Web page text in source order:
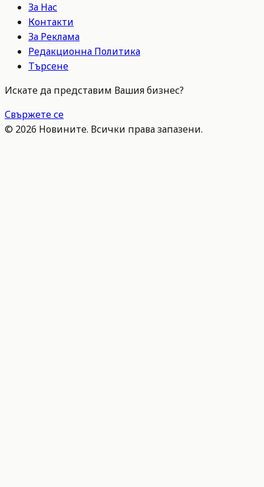
За Нас
Контакти
За Реклама
Редакционна Политика
Търсене
Искате да представим Вашия бизнес?
Свържете се
© 2026 Новините. Всички права запазени.